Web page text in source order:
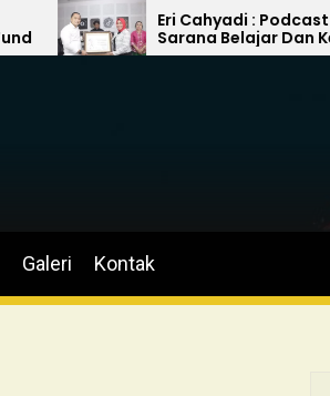
Eri Cahyadi : Podcast Unitomo
Sarana Belajar Dan Kemajuan Di
Era Digitalisasi
Galeri Kontak